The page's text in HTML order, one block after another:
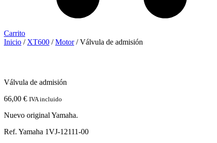
Carrito
Inicio / XT600 /Motor/ Válvula de admisión
Válvula de admisión
66,00 € IVA incluido
Nuevo original Yamaha.
Ref. Yamaha 1VJ-12111-00